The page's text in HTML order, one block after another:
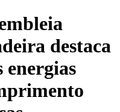
destaca